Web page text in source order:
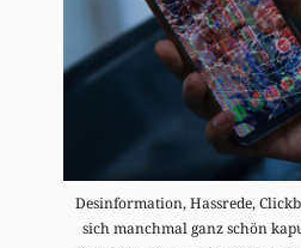
Desinformation, Hassrede,
sich manchmal ganz schön